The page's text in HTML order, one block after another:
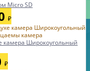
Micro SD
₽
камера Широкоугольный
₽